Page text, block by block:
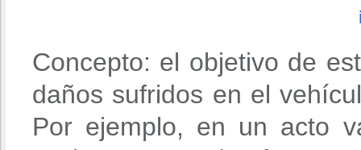
Concepto: el objetivo de
daños sufridos en el
Por ejemplo, en un acto